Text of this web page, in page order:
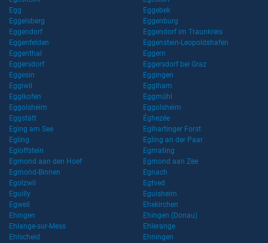
Egg
Eggebek
Eggelsberg
Eggenburg
Eggendorf
Eggendorf im Traunkreis
Eggenfelden
Eggenstein-Leopoldshafen
Eggenthal
Eggern
Eggersdorf
Eggersdorf bei Graz
Eggesin
Eggingen
Eggiwil
Egglham
Egglkofen
Eggmühl
Eggolsheim
Eggolsheim
Eggstätt
Éghezée
Eging am See
Eglhartinger Forst
Egling
Egling an der Paar
Egloffstein
Egmating
Egmond aan den Hoef
Egmond aan Zee
Egmond-Binnen
Egnach
Egolzwil
Egtved
Eguilly
Eguisheim
Egweil
Ehekirchen
Ehingen
Ehingen (Donau)
Ehlange-sur-Mess
Ehlerange
Ehlscheid
Ehningen